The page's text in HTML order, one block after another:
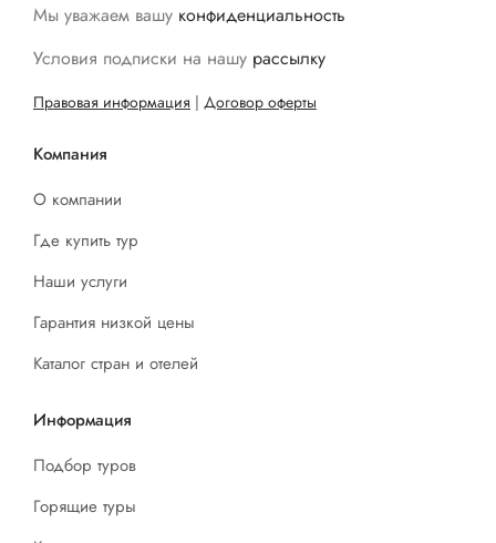
Мы уважаем вашу конфиденциальность
Условия подписки на нашу рассылку
Правовая информация | Договор оферты
Компания
О компании
Где купить тур
Наши услуги
Гарантия низкой цены
Каталог стран и отелей
Информация
Подбор туров
Горящие туры